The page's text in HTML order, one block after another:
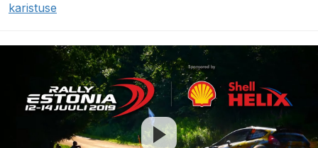
karistuse